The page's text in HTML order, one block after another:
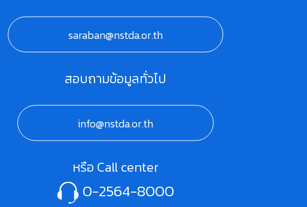
saraban@nstda.or.th
สอบถามข้อมูลทั่วไป
info@nstda.or.th
หรือ Call center
0-2564-8000